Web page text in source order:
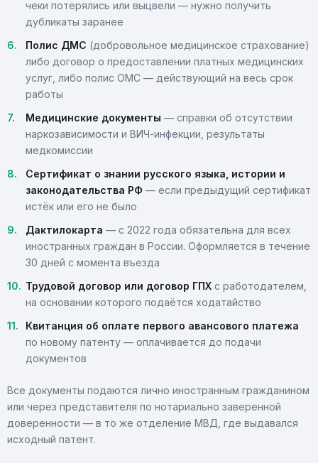
чеки потерялись или выцвели — нужно получить
дубликаты заранее
Полис ДМС (добровольное медицинское страхование)
либо договор о предоставлении платных медицинских
услуг, либо полис ОМС — действующий на весь срок
работы
Медицинские документы — справки об отсутствии
наркозависимости и ВИЧ-инфекции, результаты
медкомиссии
Сертификат о знании русского языка, истории и
законодательства РФ — если предыдущий сертификат
истёк или его не было
Дактилокарта — с 2022 года обязательна для всех
иностранных граждан в России. Оформляется в течение
30 дней с момента въезда
Трудовой договор или договор ГПХ с работодателем,
на основании которого подаётся ходатайство
Квитанция об оплате первого авансового платежа
по новому патенту — оплачивается до подачи
документов
Все документы подаются лично иностранным гражданином
или через представителя по нотариально заверенной
доверенности — в то же отделение МВД, где выдавался
исходный патент.